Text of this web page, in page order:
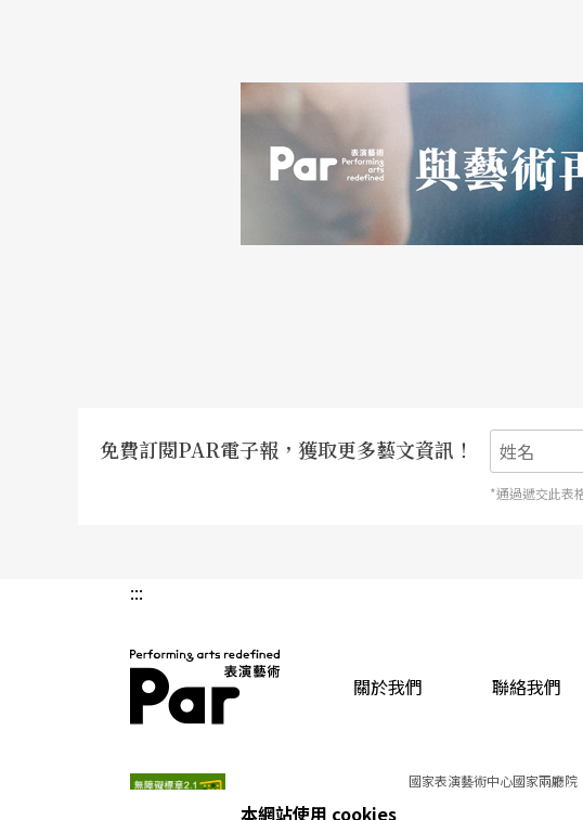
免費訂閱PAR電子報，獲取更多藝文資訊！
*通過遞交此表
:::
關於我們 聯絡我們
國家表演藝術中心國家兩廳院
本網站使用 cookies